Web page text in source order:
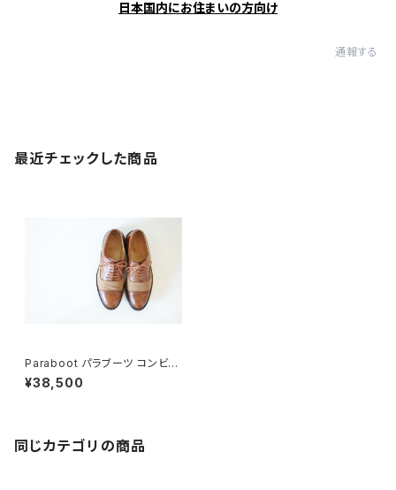
日本国内にお住まいの方向け
通報する
最近チェックした商品
Paraboot パラブーツ コンビシ
ューズ UK7
¥38,500
同じカテゴリの商品